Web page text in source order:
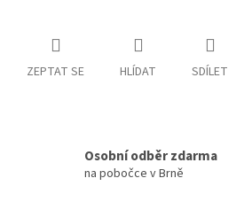
ZEPTAT SE HLÍDAT SDÍLET
Osobní odběr zdarma
na pobočce v Brně